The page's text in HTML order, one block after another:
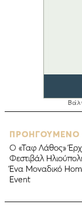
Ο «Ταφ Λάθος»
Φεστιβάλ
Ένα Μοναδικό
Εvent